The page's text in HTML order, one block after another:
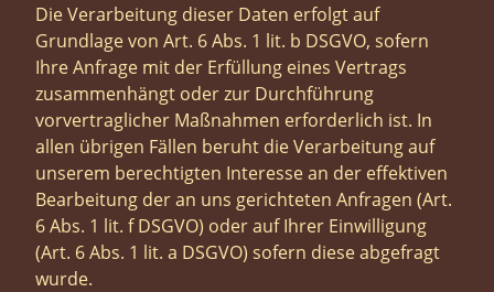
Die Verarbeitung dieser Daten erfolgt auf
Grundlage von Art. 6 Abs. 1 lit. b DSGVO, sofern
Ihre Anfrage mit der Erfüllung eines Vertrags
zusammenhängt oder zur Durchführung
vorvertraglicher Maßnahmen erforderlich ist. In
allen übrigen Fällen beruht die Verarbeitung auf
unserem berechtigten Interesse an der effektiven
Bearbeitung der an uns gerichteten Anfragen (Art.
6 Abs. 1 lit. f DSGVO) oder auf Ihrer Einwilligung
(Art. 6 Abs. 1 lit. a DSGVO) sofern diese abgefragt
wurde.